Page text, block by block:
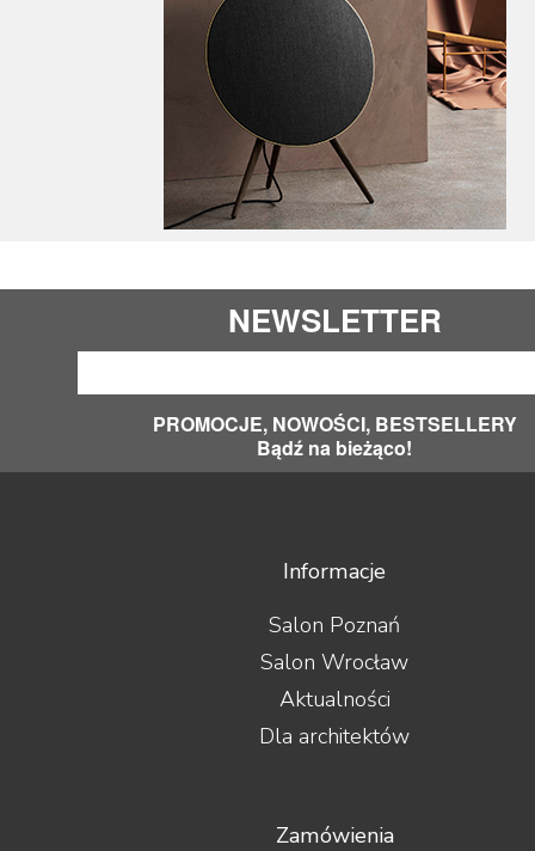
NEWSLETTER
PROMOCJE, NOWOŚCI, BESTSELLERY
Bądź na bieżąco!
Informacje
Salon Poznań
Salon Wrocław
Aktualności
Dla architektów
Zamówienia